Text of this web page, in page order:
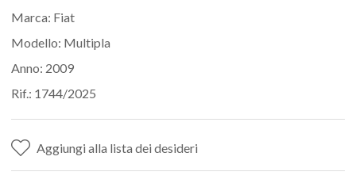
Marca: Fiat
Modello: Multipla
Anno: 2009
Rif.: 1744/2025
Aggiungi alla lista dei desideri